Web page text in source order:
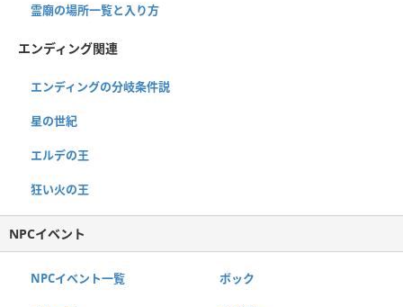
霊廟の場所一覧と入り方
エンディング関連
エンディングの分岐条件説
星の世紀
エルデの王
狂い火の王
NPCイベント
NPCイベント一覧 ボック